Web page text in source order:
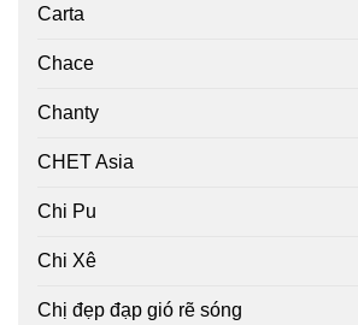
Carta
Chace
Chanty
CHET Asia
Chi Pu
Chi Xê
Chị đẹp đạp gió rẽ sóng